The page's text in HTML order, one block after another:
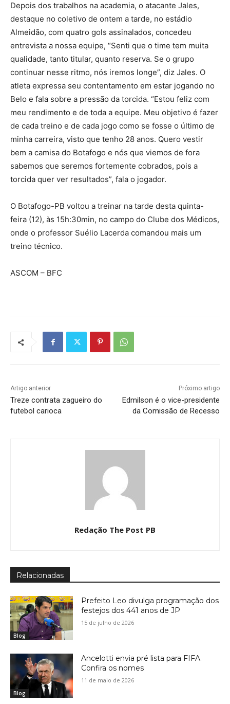
Depois dos trabalhos na academia, o atacante Jales,
destaque no coletivo de ontem a tarde, no estádio
Almeidão, com quatro gols assinalados, concedeu
entrevista a nossa equipe, “Senti que o time tem muita
qualidade, tanto titular, quanto reserva. Se o grupo
continuar nesse ritmo, nós iremos longe”, diz Jales. O
atleta expressa seu contentamento em estar jogando no
Belo e fala sobre a pressão da torcida. “Estou feliz com
meu rendimento e de toda a equipe. Meu objetivo é fazer
de cada treino e de cada jogo como se fosse o último de
minha carreira, visto que tenho 28 anos. Quero vestir
bem a camisa do Botafogo e nós que viemos de fora
sabemos que seremos fortemente cobrados, pois a
torcida quer ver resultados”, fala o jogador.
O Botafogo-PB voltou a treinar na tarde desta quinta-
feira (12), às 15h:30min, no campo do Clube dos Médicos,
onde o professor Suélio Lacerda comandou mais um
treino técnico.
ASCOM – BFC
Artigo anterior
Treze contrata zagueiro do
futebol carioca
Próximo artigo
Edmilson é o vice-presidente
da Comissão de Recesso
Redação The Post PB
Relacionadas
Blog
Prefeito Leo divulga programação dos
festejos dos 441 anos de JP
15 de julho de 2026
Blog
Ancelotti envia pré lista para FIFA.
Confira os nomes
11 de maio de 2026